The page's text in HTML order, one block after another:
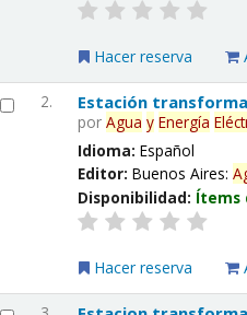
Hacer reserva
2. Estación
porAgua y Energía
Idioma:Español
Editor:Buenos Aires:
Disponibilidad: Ítems
Hacer reserva